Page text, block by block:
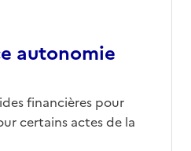
autonomie
financières pour
certains actes de la